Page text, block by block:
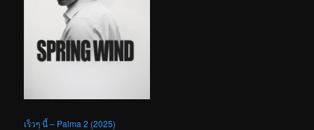
เร็วๆ นี้ – Palma 2 (2025)